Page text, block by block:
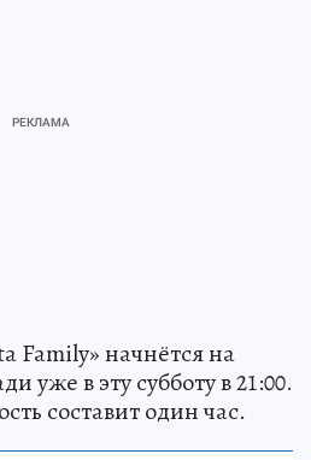
Family» начнётся на
уже в эту субботу в 21:00.
составит один час.